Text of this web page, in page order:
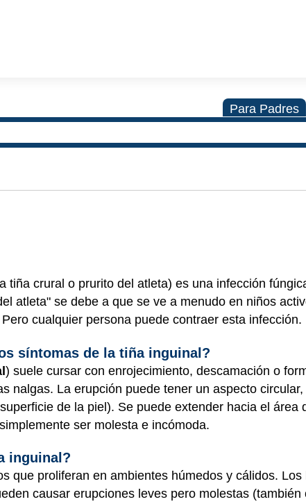
Para Padres
tiña crural o prurito del atleta) es una infección
atleta" se debe a que se ve a menudo en niños
cualquier persona puede contraer esta infección.
síntomas de la tiña inguinal?
) suele cursar con enrojecimiento, descamación o
nalgas. La erupción puede tener un aspecto
de la piel). Se puede extender hacia el área
ser molesta e incómoda.
inguinal?
que proliferan en ambientes húmedos y cálidos.
causar erupciones leves pero molestas